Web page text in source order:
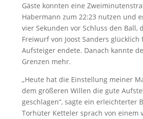
Gäste konnten eine
Habermann zum 22:23 nutzen und
vier Sekunden vor Schluss den Ball,
Freiwurf von Joost Sanders glücklich
Aufsteiger endete. Danach kannte
Grenzen mehr.
„Heute hat die Einstellung meiner
dem größeren Willen die gute
geschlagen“, sagte ein erleichterter
Torhüter Ketteler sprach von einem